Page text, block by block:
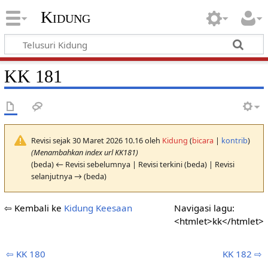
Kidung
KK 181
Revisi sejak 30 Maret 2026 10.16 oleh Kidung (bicara| kontrib)
(Menambahkan index url KK181)
(beda) ← Revisi sebelumnya | Revisi terkini (beda) | Revisi
selanjutnya → (beda)
Navigasi lagu:
<htmlet>kk</htmlet>
⇦ Kembali ke Kidung Keesaan
⇦ KK 180 KK 182 ⇨